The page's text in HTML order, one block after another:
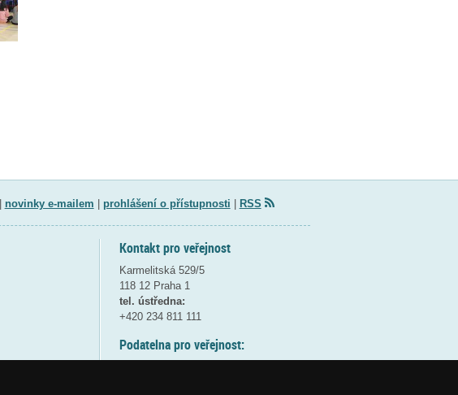
novinky e-mailem prohlášení o přístupnosti RSS
Kontakt pro veřejnost
Karmelitská 529/5
118 12 Praha 1
tel. ústředna:
+420 234 811 111
Podatelna pro veřejnost: